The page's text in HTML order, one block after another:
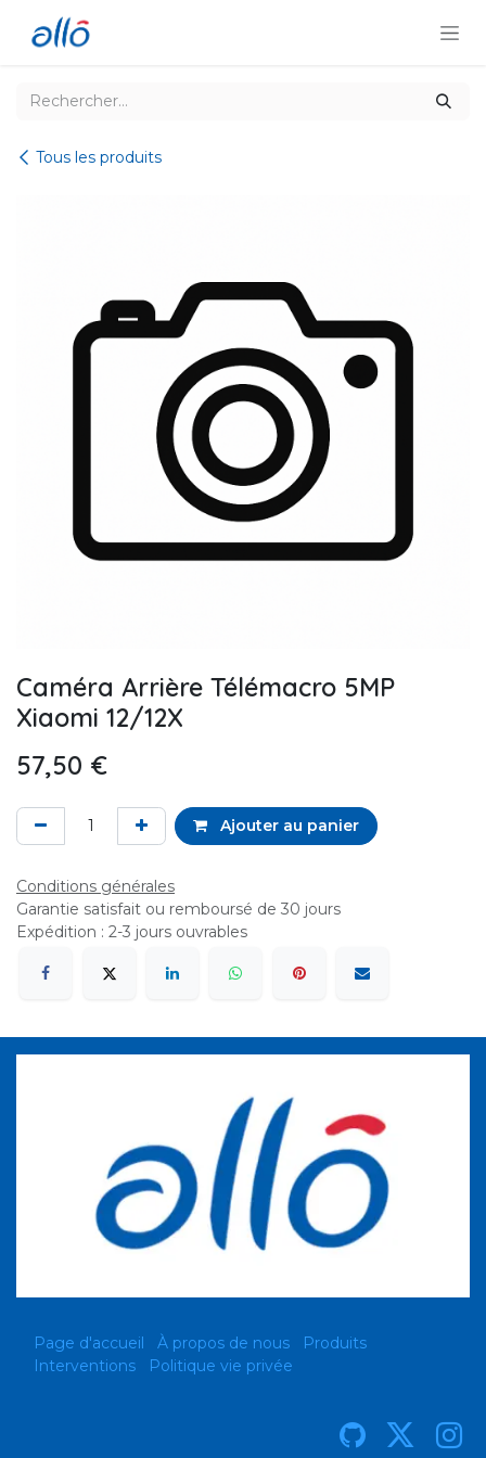
Tous les produits
Caméra Arrière Télémacro 5MP
Xiaomi 12/12X
57,50 €
Ajouter au panier
Conditions générales
Garantie satisfait ou remboursé de 30 jours
Expédition : 2-3 jours ouvrables
Page d'accueil À propos de nous
Produits
Interventions
Politique vie privée